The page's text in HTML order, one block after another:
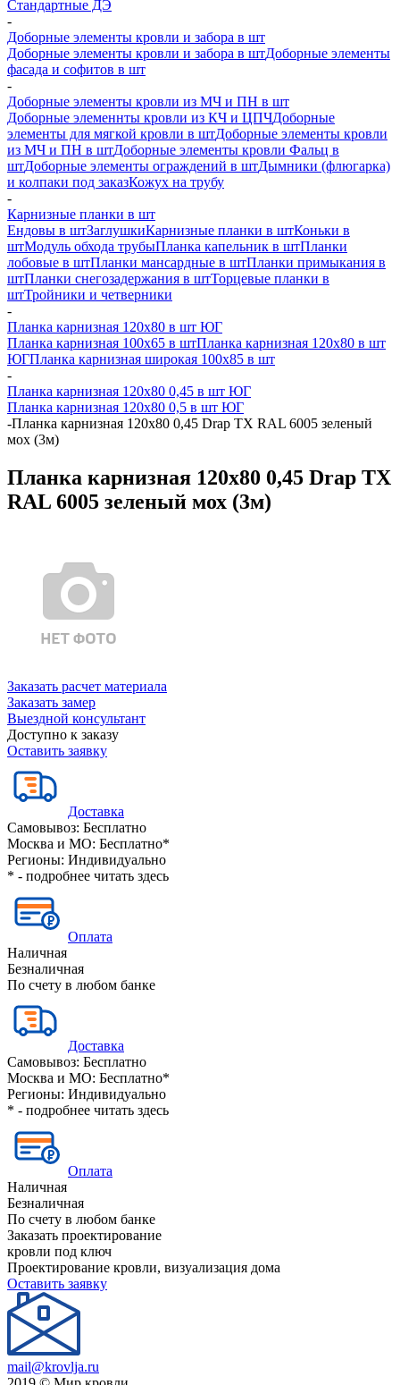
Стандартные ДЭ
-
Доборные элементы кровли и забора в шт
Доборные элементы кровли и забора в штДоборные элементы
фасада и софитов в шт
-
Доборные элементы кровли из МЧ и ПН в шт
Доборные элеменнты кровли из КЧ и ЦПЧДоборные
элементы для мягкой кровли в штДоборные элементы кровли
из МЧ и ПН в штДоборные элементы кровли Фальц в
штДоборные элементы ограждений в штДымники (флюгарка)
и колпаки под заказКожух на трубу
-
Карнизные планки в шт
Ендовы в штЗаглушкиКарнизные планки в штКоньки в
штМодуль обхода трубыПланка капельник в штПланки
лобовые в штПланки мансардные в штПланки примыкания в
штПланки снегозадержания в штТорцевые планки в
штТройники и четверники
-
Планка карнизная 120х80 в шт ЮГ
Планка карнизная 100х65 в штПланка карнизная 120х80 в шт
ЮГПланка карнизная широкая 100х85 в шт
-
Планка карнизная 120х80 0,45 в шт ЮГ
Планка карнизная 120х80 0,5 в шт ЮГ
-Планка карнизная 120х80 0,45 Drap TX RAL 6005 зеленый
мох (3м)
Планка карнизная 120х80 0,45 Drap TX
RAL 6005 зеленый мох (3м)
Заказать расчет материала
Заказать замер
Выездной консультант
Доступно к заказу
Оставить заявку
Доставка
Самовывоз: Бесплатно
Москва и МО: Бесплатно*
Регионы: Индивидуально
* - подробнее читать здесь
Оплата
Наличная
Безналичная
По счету в любом банке
Доставка
Самовывоз: Бесплатно
Москва и МО: Бесплатно*
Регионы: Индивидуально
* - подробнее читать здесь
Оплата
Наличная
Безналичная
По счету в любом банке
Заказать проектирование
кровли под ключ
Проектирование кровли, визуализация дома
Оставить заявку
mail@krovlja.ru